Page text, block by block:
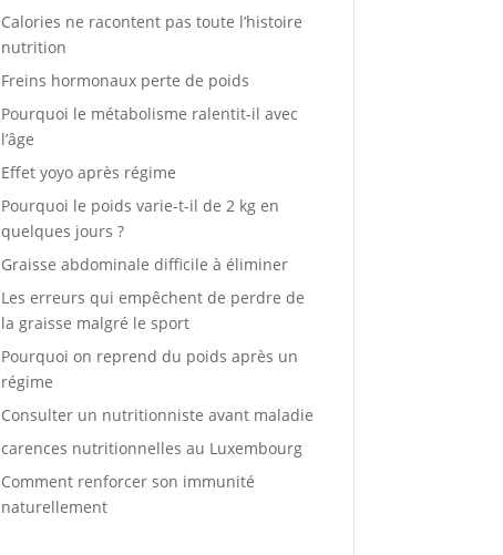
Calories ne racontent pas toute l’histoire
nutrition
Freins hormonaux perte de poids
Pourquoi le métabolisme ralentit-il avec
l’âge
Effet yoyo après régime
Pourquoi le poids varie-t-il de 2 kg en
quelques jours ?
Graisse abdominale difficile à éliminer
Les erreurs qui empêchent de perdre de
la graisse malgré le sport
Pourquoi on reprend du poids après un
régime
Consulter un nutritionniste avant maladie
carences nutritionnelles au Luxembourg
Comment renforcer son immunité
naturellement